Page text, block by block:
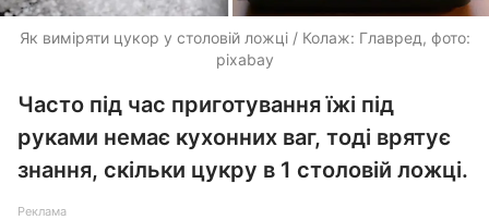
Як виміряти цукор у столовій ложці / Колаж: Главред, фото:
pixabay
Часто під час приготування їжі під
руками немає кухонних ваг, тоді врятує
знання, скільки цукру в 1 столовій ложці.
Реклама